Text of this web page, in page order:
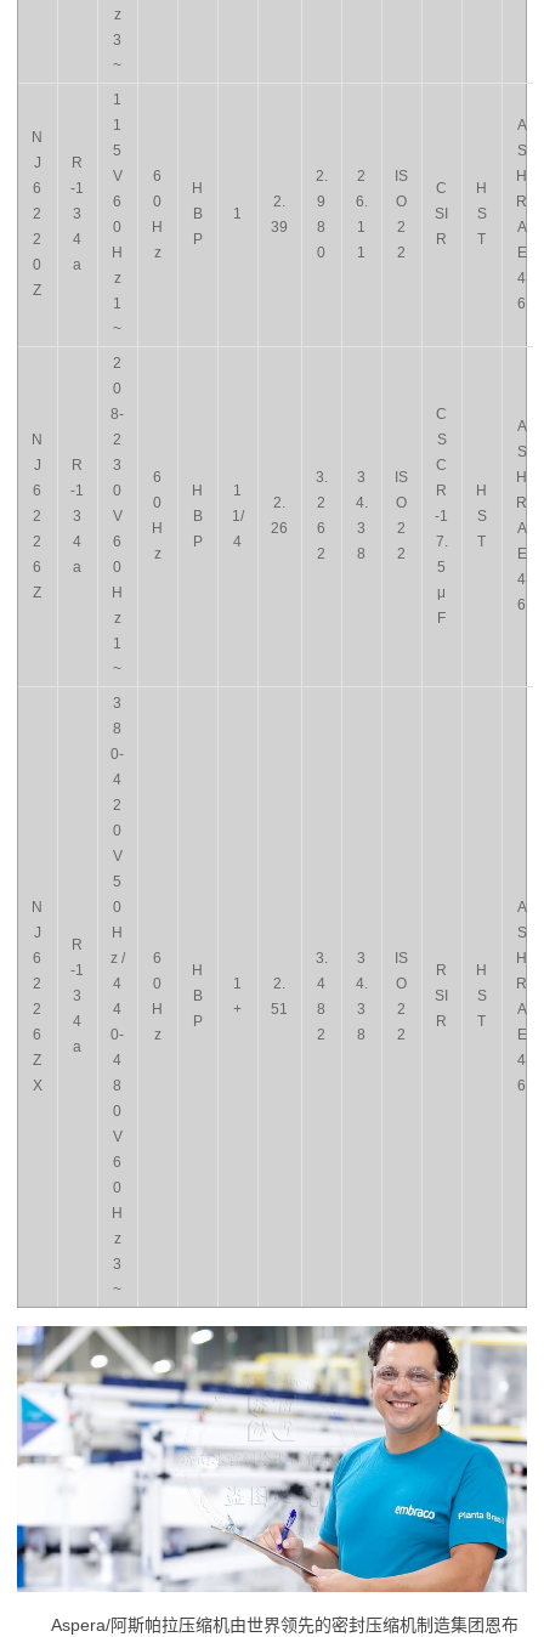
z
3
~
N
J
6
2
2
0
Z
R
-1
3
4
a
1
1
5
V
6
0
H
z
1
~
6
0
H
z
H
B
P
1
2.
39
2.
9
8
0
2
6.
1
1
IS
O
2
2
C
SI
R
H
S
T
A
S
H
R
A
E
4
6
N
J
6
2
2
6
Z
R
-1
3
4
a
2
0
8-
2
3
0
V
6
0
H
z
1
~
6
0
H
z
H
B
P
1
1/
4
2.
26
3.
2
6
2
3
4.
3
8
IS
O
2
2
C
S
C
R
-1
7.
5
μ
F
H
S
T
A
S
H
R
A
E
4
6
N
J
6
2
2
6
Z
X
R
-1
3
4
a
3
8
0-
4
2
0
V
5
0
H
z /
4
4
0-
4
8
0
V
6
0
H
z
3
~
6
0
H
z
H
B
P
1
+
2.
51
3.
4
8
2
3
4.
3
8
IS
O
2
2
R
SI
R
H
S
T
A
S
H
R
A
E
4
6
Aspera/阿斯帕拉压缩机由世界领先的密封压缩机制造集团恩布